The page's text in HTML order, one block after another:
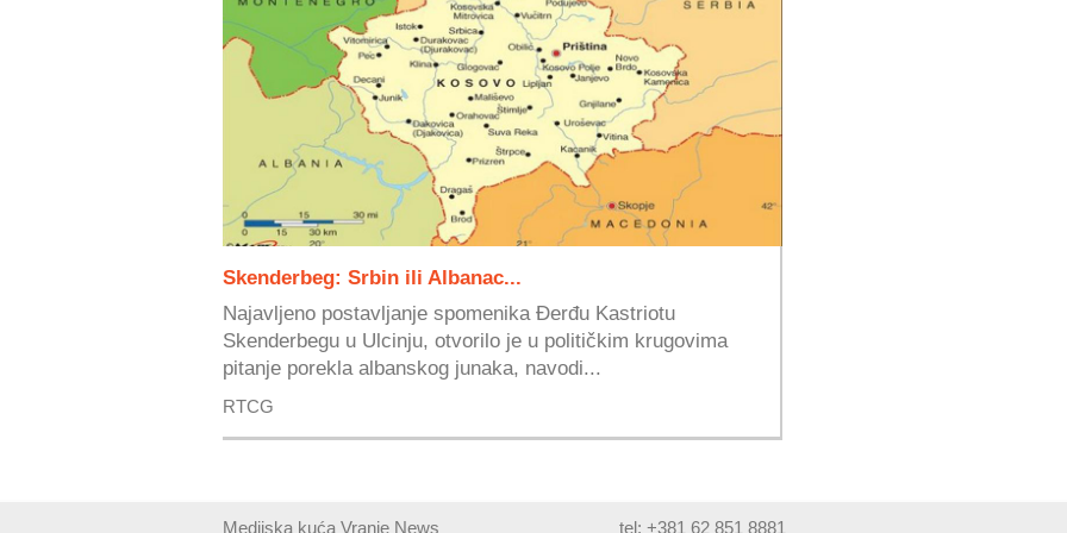
Skenderbeg: Srbin ili Albanac...
Najavljeno postavljanje spomenika Đerđu Kastriotu
Skenderbegu u Ulcinju, otvorilo je u političkim krugovima
pitanje porekla albanskog junaka, navodi...
RTCG
Medijska kuća Vranje News tel: +381 62 851 8881